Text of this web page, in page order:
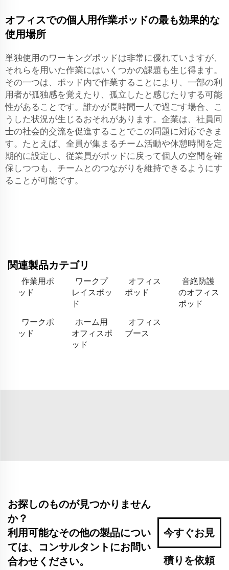
オフィスでの個人用作業ポッドの最も効果的な
使用場所
単独使用のワーキングポッドは非常に優れていますが、
それらを用いた作業にはいくつかの課題も生じ得ます。
その一つは、ポッド内で作業することにより、一部の利
用者が孤独感を覚えたり、孤立したと感じたりする可能
性があることです。誰かが長時間一人で過ごす場合、こ
うした状況が生じるおそれがあります。企業は、社員同
士の社会的交流を促進することでこの問題に対応できま
す。たとえば、全員が集まるチーム活動や休憩時間を定
期的に設定し、従業員がポッドに戻って個人の空間を確
保しつつも、チームとのつながりを維持できるようにす
ることが可能です。
関連製品カテゴリ
作業用ポ
ッド
ワークプ
レイスポッ
ド
オフィス
ポッド
音絶防護
のオフィス
ポッド
ワークポ
ッド
ホーム用
オフィスポ
ッド
オフィス
ブース
お探しのものが見つかりません
か？
利用可能なその他の製品につい
ては、コンサルタントにお問い
合わせください。
今すぐお見
積りを依頼